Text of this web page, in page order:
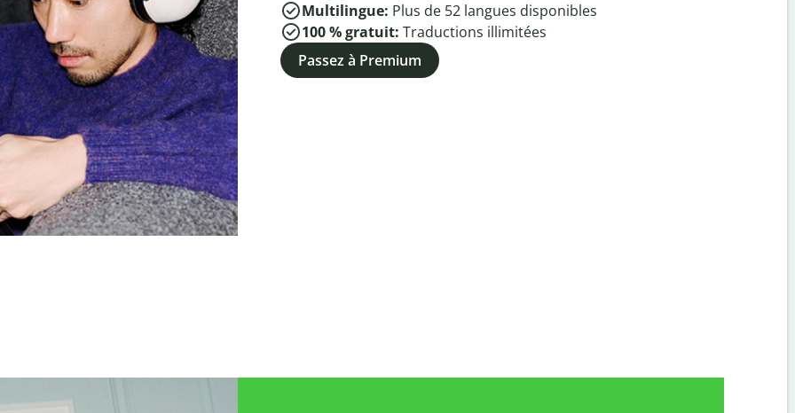
Multilingue: Plus de 52 langues disponibles
100 % gratuit: Traductions illimitées
Passez à Premium